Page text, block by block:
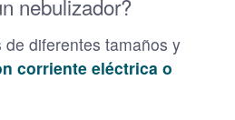
nebulizador?
diferentes tamaños y
corriente eléctrica o